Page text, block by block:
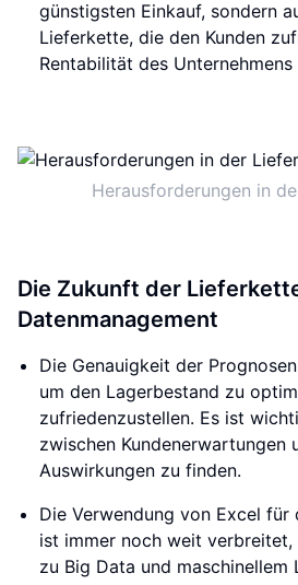
günstigsten Einkauf, sondern
Lieferkette, die den Kunden
Rentabilität des
Herausforderungen in
Die Zukunft der
Datenmanagement
Die Genauigkeit der
um den Lagerbestand zu
zufriedenzustellen. Es ist
zwischen Kundenerwartungen
Auswirkungen zu finden.
Die Verwendung von Excel für
ist immer noch weit
zu Big Data und maschinellem